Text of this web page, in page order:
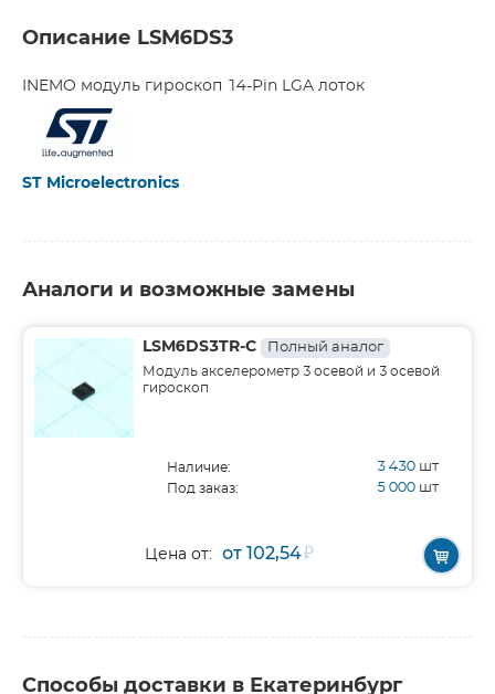
Описание LSM6DS3
INEMO модуль гироскоп 14-Pin LGA лоток
ST Microelectronics
Аналоги и возможные замены
LSM6DS3TR-C Полный аналог
Модуль акселерометр 3 осевой и 3 осевой
гироскоп
Наличие: 3 430 шт
Под заказ: 5 000 шт
Цена от: от 102,54₽
Способы доставки в Екатеринбург